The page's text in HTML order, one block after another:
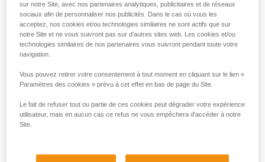
avec un professionnel votre capacité à refaire
la manipulation, seul, en toute sécurité, avant
de la reproduire en autonomie.
Nous donnons des exemples de techniques
Abonnez-vous à la newsletter
et restez connecté à notre actualité
Email *
sur notre Site, avec nos partenaires analytiques, publicitaires et de réseaux
sociaux afin de personnaliser nos publicités. Dans le cas où vous les
acceptez, nos cookies et/ou technologies similaires ne sont actifs que sur
notre Site et ne vous suivront pas sur d’autres sites web. Les cookies et/ou
technologies similaires de nos partenaires vous suivront pendant toute votre
navigation.
Vous pouvez retirer votre consentement à tout moment en cliquant sur le lien «
Paramètres des cookies » prévu à cet effet en bas de page du Site.
Le fait de refuser tout ou partie de ces cookies peut dégrader votre expérience
utilisateur, mais en aucun cas ce refus ne vous empêchera d’accéder à notre
Site.